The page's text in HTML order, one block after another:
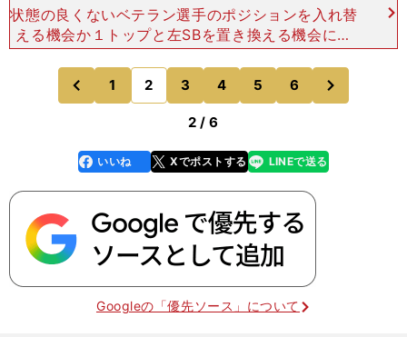
状態の良くないベテラン選手のポジションを入れ替
える機会か１トップと左SBを置き換える機会に
原山裕平（サッカーライター）FW／南野拓実（三
笘薫）、古橋亨梧（オナイウ阿道）、伊東純也（浅
野拓磨）MF／
前
のページへ
1 2 3 4 5 6
のページへ
2 / 6
faceboo
k
いいね Xでポストする
line LINEで送る
Googleの「優先ソース」について